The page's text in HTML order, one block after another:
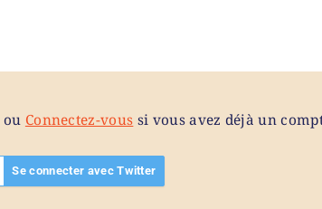
ou Connectez-vous si vous avez déjà un
Se connecter avec Twitter